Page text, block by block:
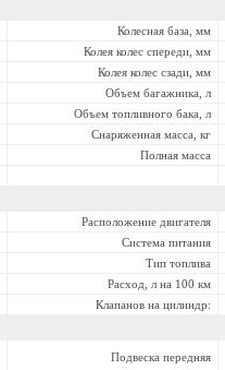
Колесная база, мм
Колея колес спереди, мм
Колея колес сзади, мм
Объем багажника, л
Объем топливного бака, л
Снаряженная масса, кг
Полная масса
Расположение двигателя
Система питания
Тип топлива
Расход, л на 100 км
Клапанов на цилиндр:
Подвеска передняя